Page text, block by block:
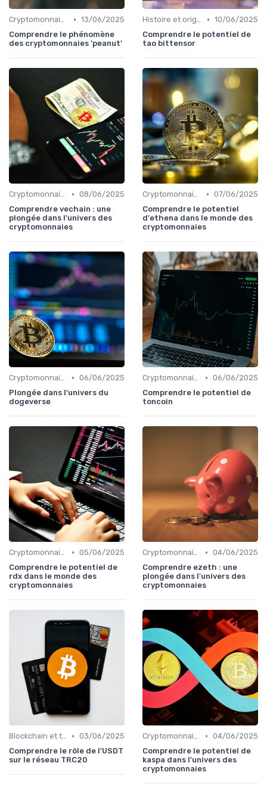
Cryptomonnaies populaires • 13/06/2025
Comprendre le phénomène
des cryptomonnaies 'peanut'
Histoire et origines des cryptomonnaies • 10/06/2025
Comprendre le potentiel de
tao bittensor
Cryptomonnaies populaires • 08/06/2025
Comprendre vechain : une
plongée dans l'univers des
cryptomonnaies
Cryptomonnaies populaires • 07/06/2025
Comprendre le potentiel
d'ethena dans le monde des
cryptomonnaies
Cryptomonnaies populaires • 06/06/2025
Plongée dans l'univers du
dogeverse
Cryptomonnaies populaires • 06/06/2025
Comprendre le potentiel de
toncoin
Cryptomonnaies populaires • 05/06/2025
Comprendre le potentiel de
rdx dans le monde des
cryptomonnaies
Cryptomonnaies populaires • 04/06/2025
Comprendre ezeth : une
plongée dans l'univers des
cryptomonnaies
Blockchain et technologie • 03/06/2025
Comprendre le rôle de l'USDT
sur le réseau TRC20
Cryptomonnaies populaires • 04/06/2025
Comprendre le potentiel de
kaspa dans l'univers des
cryptomonnaies